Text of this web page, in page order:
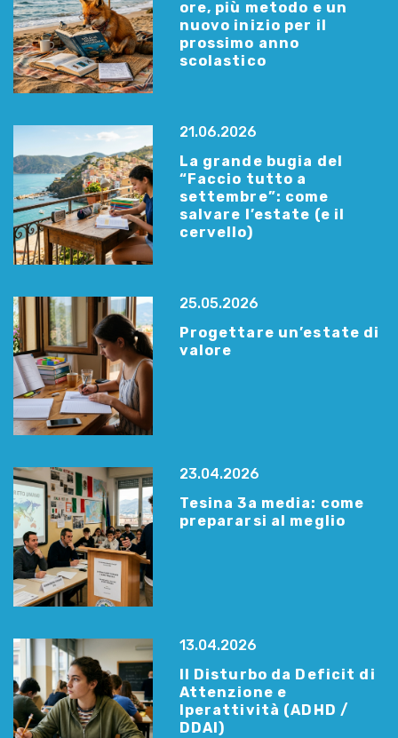
ore, più metodo e un
nuovo inizio per il
prossimo anno
scolastico
21.06.2026
La grande bugia del
“Faccio tutto a
settembre”: come
salvare l’estate (e il
cervello)
25.05.2026
Progettare un’estate di
valore
23.04.2026
Tesina 3a media: come
prepararsi al meglio
13.04.2026
Il Disturbo da Deficit di
Attenzione e
Iperattività (ADHD /
DDAI)